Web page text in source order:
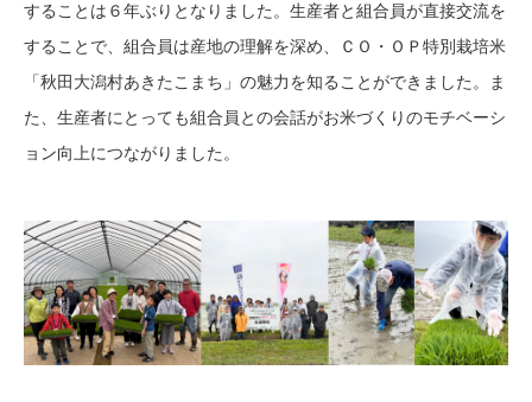
することは６年ぶりとなりました。生産者と組合員が直接交流を
することで、組合員は産地の理解を深め、ＣＯ・ＯＰ特別栽培米
「秋田大潟村あきたこまち」の魅力を知ることができました。ま
た、生産者にとっても組合員との会話がお米づくりのモチベーシ
ョン向上につながりました。